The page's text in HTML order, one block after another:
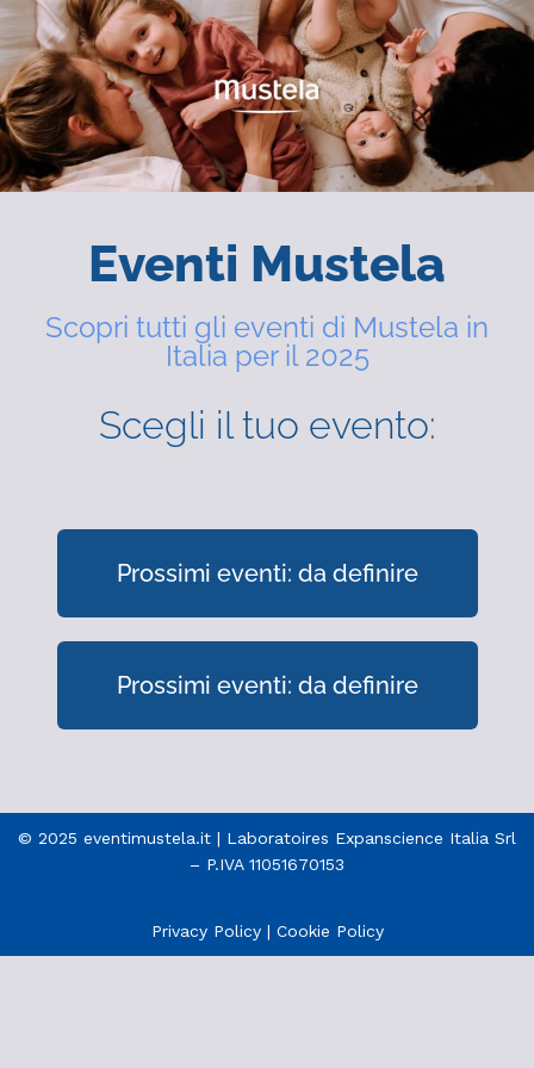
Eventi Mustela
Scopri tutti gli eventi di Mustela in
Italia per il 2025
Scegli il tuo evento:
Prossimi eventi: da definire
Prossimi eventi: da definire
© 2025 eventimustela.it | Laboratoires Expanscience Italia Srl
– P.IVA 11051670153
Privacy Policy| Cookie Policy